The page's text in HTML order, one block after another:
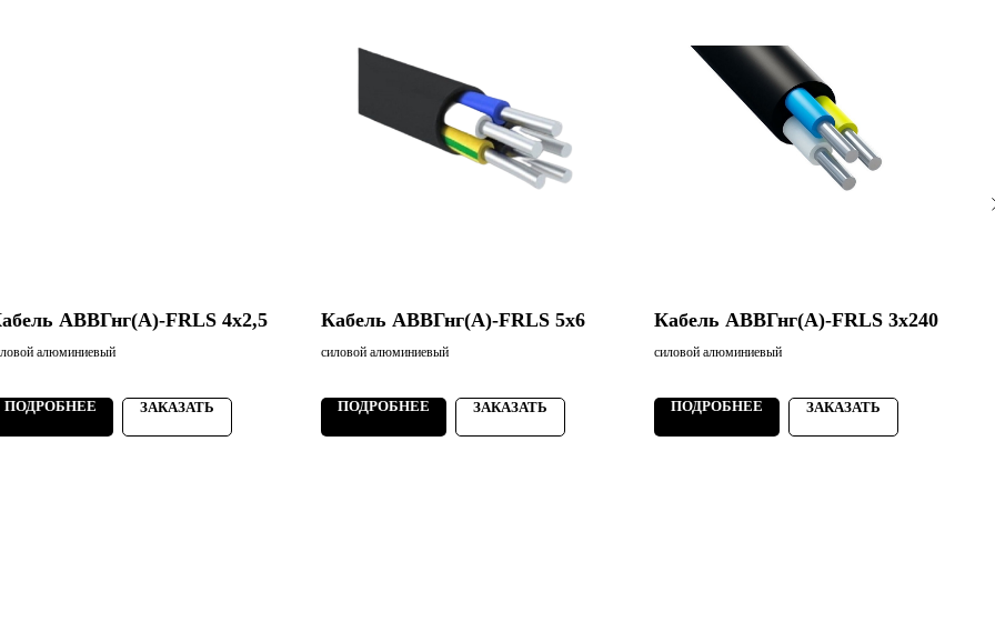
АВВГнг(А)-FRLS 4х2,5
алюминиевый
ПОДРОБНЕЕ ЗАКАЗАТЬ
Кабель АВВГнг(А)-FRLS 5х6
силовой алюминиевый
ПОДРОБНЕЕ ЗАКАЗАТЬ
Кабель АВВГнг(А)-FRLS 3х240
силовой алюминиевый
ПОДРОБНЕЕ ЗАКАЗАТЬ